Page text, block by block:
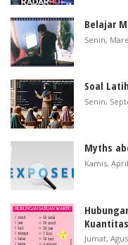
Belajar
Senin,
Soal
Senin,
Myths
Kamis,
Kuantitas
Jumat,